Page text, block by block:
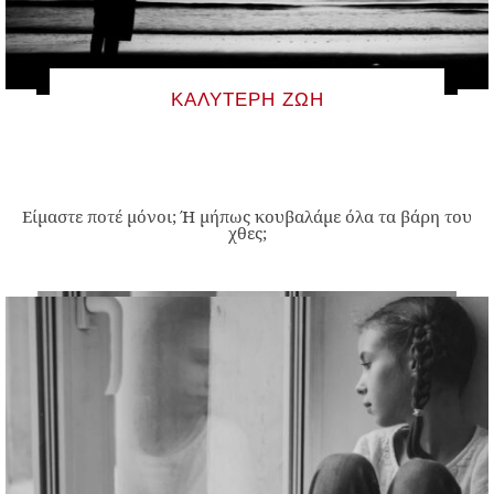
ΚΑΛΎΤΕΡΗ ΖΩΉ
Είμαστε ποτέ μόνοι; Ή μήπως κουβαλάμε όλα τα βάρη του
χθες;